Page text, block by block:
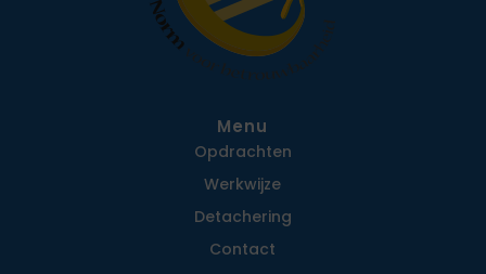
Menu
Opdrachten
Werkwijze
Detachering
Contact